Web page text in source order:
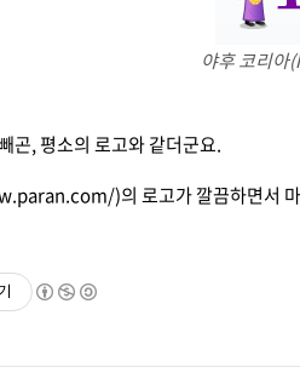
야후 코리
곤, 평소의 로고와 같더군요.
)의 로고가 깔끔하면서